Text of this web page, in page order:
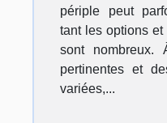
périple peut
tant les options
sont nombreux.
pertinentes et
variées,...